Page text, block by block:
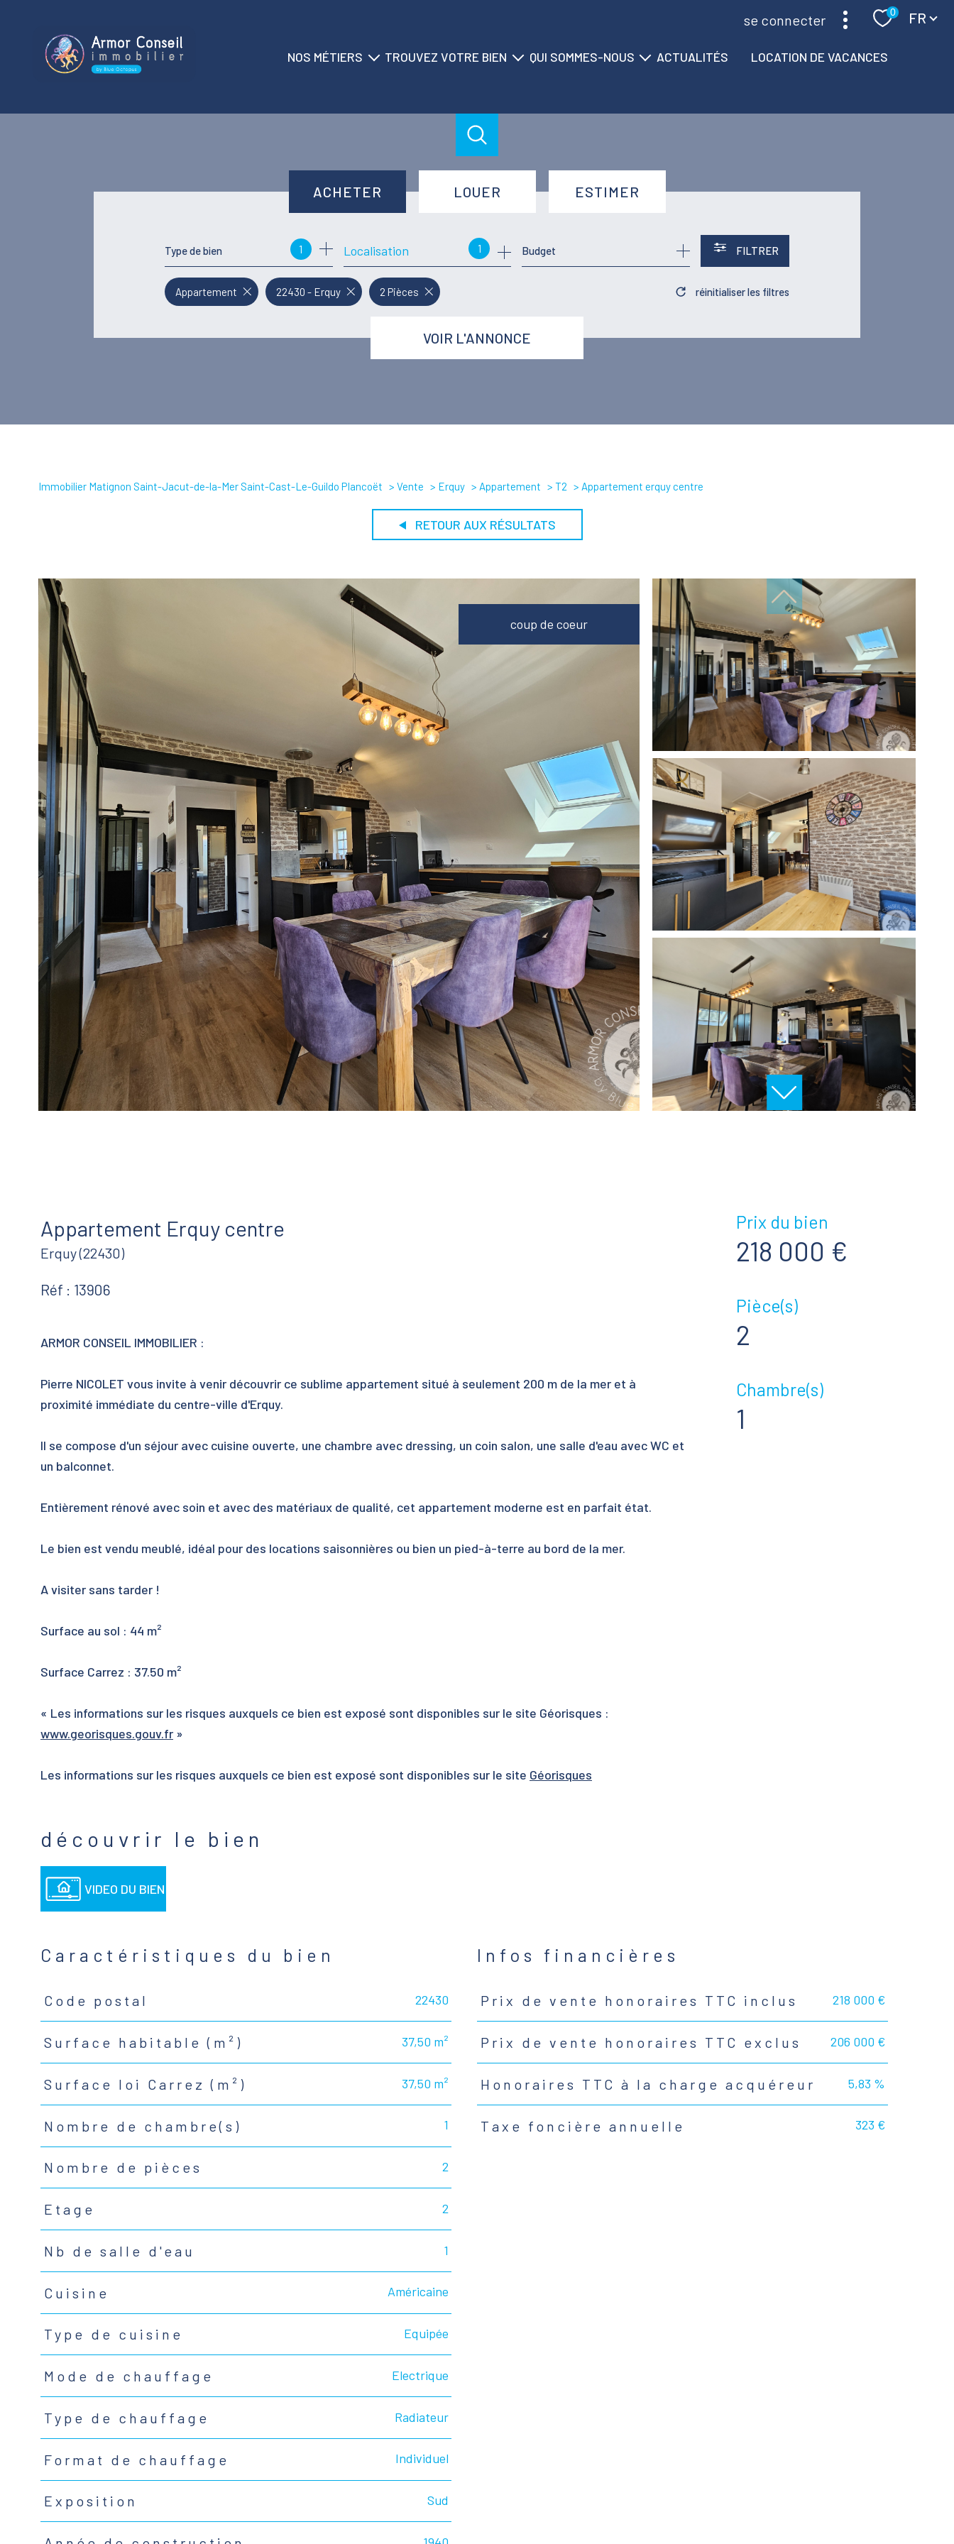
se connecter 0 FR
NOS MÉTIERS
location
gestion
syndic
TROUVEZ VOTRE BIEN
nos biens à la location
nos locations saisonnières
QUI SOMMES-NOUS
nos agences
nos partenaires
ACTUALITÉS LOCATION DE VACANCES
ACHETER
de l'ancien
de l'immo pro
LOUER
à l'année
de l'immo pro
ESTIMER
Type de bien 1 1
Localisation Budget FILTRER
VOIR L'ANNONCE
Appartement 22430 - Erquy 2 Pièces réinitialiser les filtres
Immobilier Matignon Saint-Jacut-de-la-Mer Saint-Cast-Le-Guildo Plancoët Vente Erquy Appartement T2 Appartement erquy centre
RETOUR AUX RÉSULTATS
coup de coeur
Appartement Erquy centre
Erquy (22430)
Réf : 13906
ARMOR CONSEIL IMMOBILIER :
Pierre NICOLET vous invite à venir découvrir ce sublime appartement situé à seulement 200 m de la mer et à
proximité immédiate du centre-ville d'Erquy.
Il se compose d'un séjour avec cuisine ouverte, une chambre avec dressing, un coin salon, une salle d'eau avec WC et
un balconnet.
Entièrement rénové avec soin et avec des matériaux de qualité, cet appartement moderne est en parfait état.
Le bien est vendu meublé, idéal pour des locations saisonnières ou bien un pied-à-terre au bord de la mer.
A visiter sans tarder !
Surface au sol : 44 m²
Surface Carrez : 37.50 m²
« Les informations sur les risques auxquels ce bien est exposé sont disponibles sur le site Géorisques :
www.georisques.gouv.fr »
Les informations sur les risques auxquels ce bien est exposé sont disponibles sur le site Géorisques
découvrir le bien
VIDEO DU BIEN
Prix du bien
218 000 €
Pièce(s)
2
Chambre(s)
1
Caractéristiques du bien
Caractéristiques Valeurs
Code postal 22430
Surface habitable (m²) 37,50 m²
Surface loi Carrez (m²) 37,50 m²
Nombre de chambre(s) 1
Nombre de pièces 2
Etage 2
Nb de salle d'eau 1
Cuisine Américaine
Type de cuisine Equipée
Mode de chauffage Electrique
Type de chauffage Radiateur
Format de chauffage Individuel
Exposition Sud
Infos financières
Caractéristiques Valeurs
Prix de vente honoraires TTC inclus 218 000 €
Prix de vente honoraires TTC exclus 206 000 €
Honoraires TTC à la charge acquéreur 5,83 %
Taxe foncière annuelle 323 €